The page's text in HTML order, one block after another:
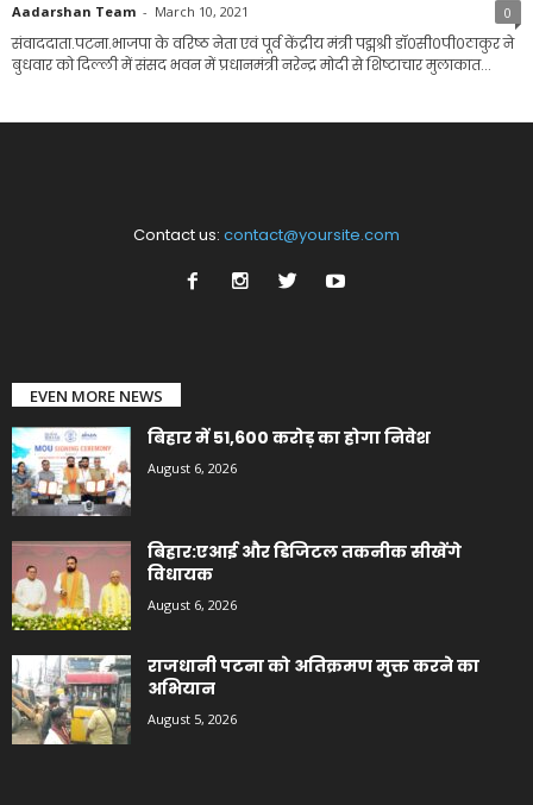
Aadarshan Team - March 10, 2021 0
संवाददाता.पटना.भाजपा के वरिष्ठ नेता एवं पूर्व केंद्रीय मंत्री पद्मश्री डॉ०सी०पी०ठाकुर ने
बुधवार को दिल्ली में संसद भवन में प्रधानमंत्री नरेन्द्र मोदी से शिष्टाचार मुलाकात...
Contact us: contact@yoursite.com
EVEN MORE NEWS
बिहार में 51,600 करोड़ का होगा निवेश
August 6, 2026
बिहार:एआई और डिजिटल तकनीक सीखेंगे
विधायक
August 6, 2026
राजधानी पटना को अतिक्रमण मुक्त करने का
अभियान
August 5, 2026